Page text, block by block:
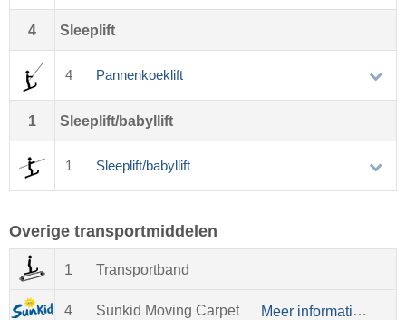
4 Sleeplift
4 Pannenkoeklift
1 Sleeplift/babyllift
1 Sleeplift/babyllift
Overige transportmiddelen
1 Transportband
4 Sunkid Moving Carpet Meer informatie over Sunkid